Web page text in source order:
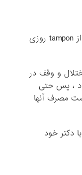
· برای جلوگیری از مضرات تورم ناشی از tampon روزی
و وقف در
، پس حتی
مصرف آنها
دکتر خود